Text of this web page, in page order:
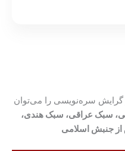
سره‌نویسی را می‌توان
سبک عراقی، سبک هندی،
جنبش اسلامی